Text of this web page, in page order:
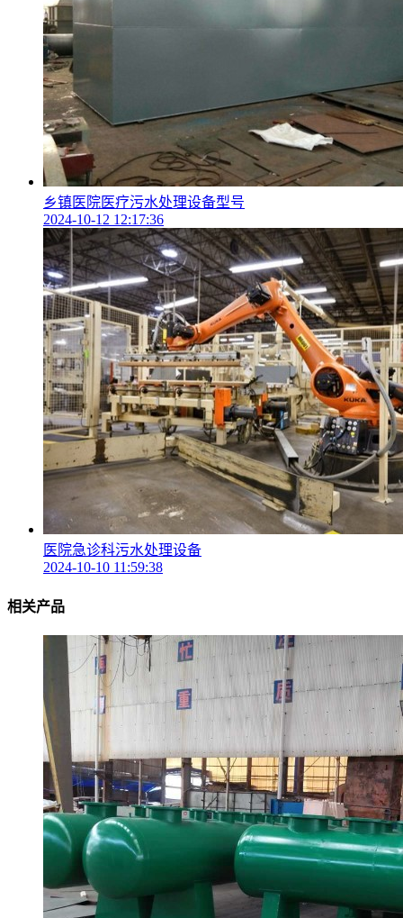
乡镇医院医疗污水处理设备型号
2024-10-12 12:17:36
医院急诊科污水处理设备
2024-10-10 11:59:38
相关产品